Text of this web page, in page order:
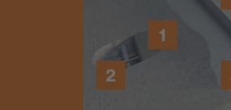
Omítky nové
NoBio Z
Koupelnová
Lastogum®